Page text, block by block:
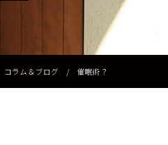
コラム＆ブログ / 催眠術？